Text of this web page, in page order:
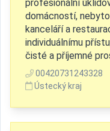
profesionální
domácností,
kanceláří a
individuálnímu
čisté a příjemné
00420731243328
Ústecký kraj